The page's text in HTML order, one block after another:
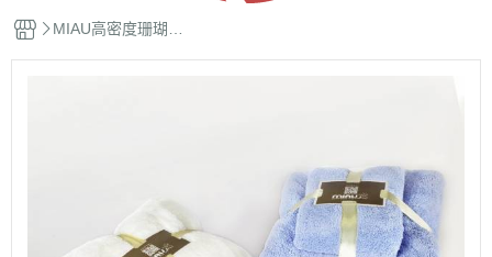
MIAU高密度珊瑚絨
級/吸水力超強/瞬吸